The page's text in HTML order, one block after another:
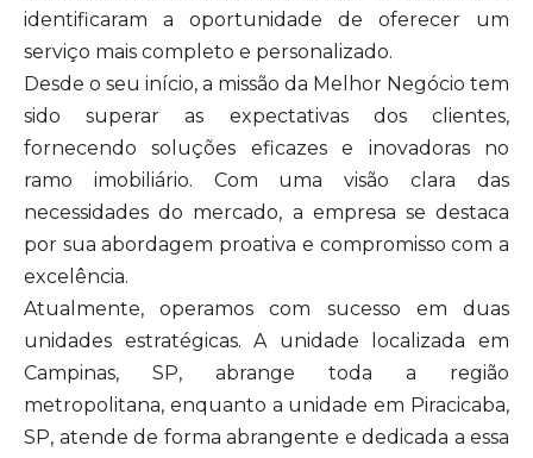
identificaram a oportunidade de oferecer um
serviço mais completo e personalizado.
Desde o seu início, a missão da Melhor Negócio tem
sido superar as expectativas dos clientes,
fornecendo soluções eficazes e inovadoras no
ramo imobiliário. Com uma visão clara das
necessidades do mercado, a empresa se destaca
por sua abordagem proativa e compromisso com a
excelência.
Atualmente, operamos com sucesso em duas
unidades estratégicas. A unidade localizada em
Campinas, SP, abrange toda a região
metropolitana, enquanto a unidade em Piracicaba,
SP, atende de forma abrangente e dedicada a essa